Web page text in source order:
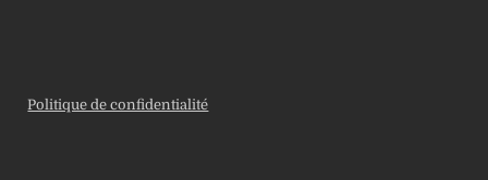
Politique de confidentialité